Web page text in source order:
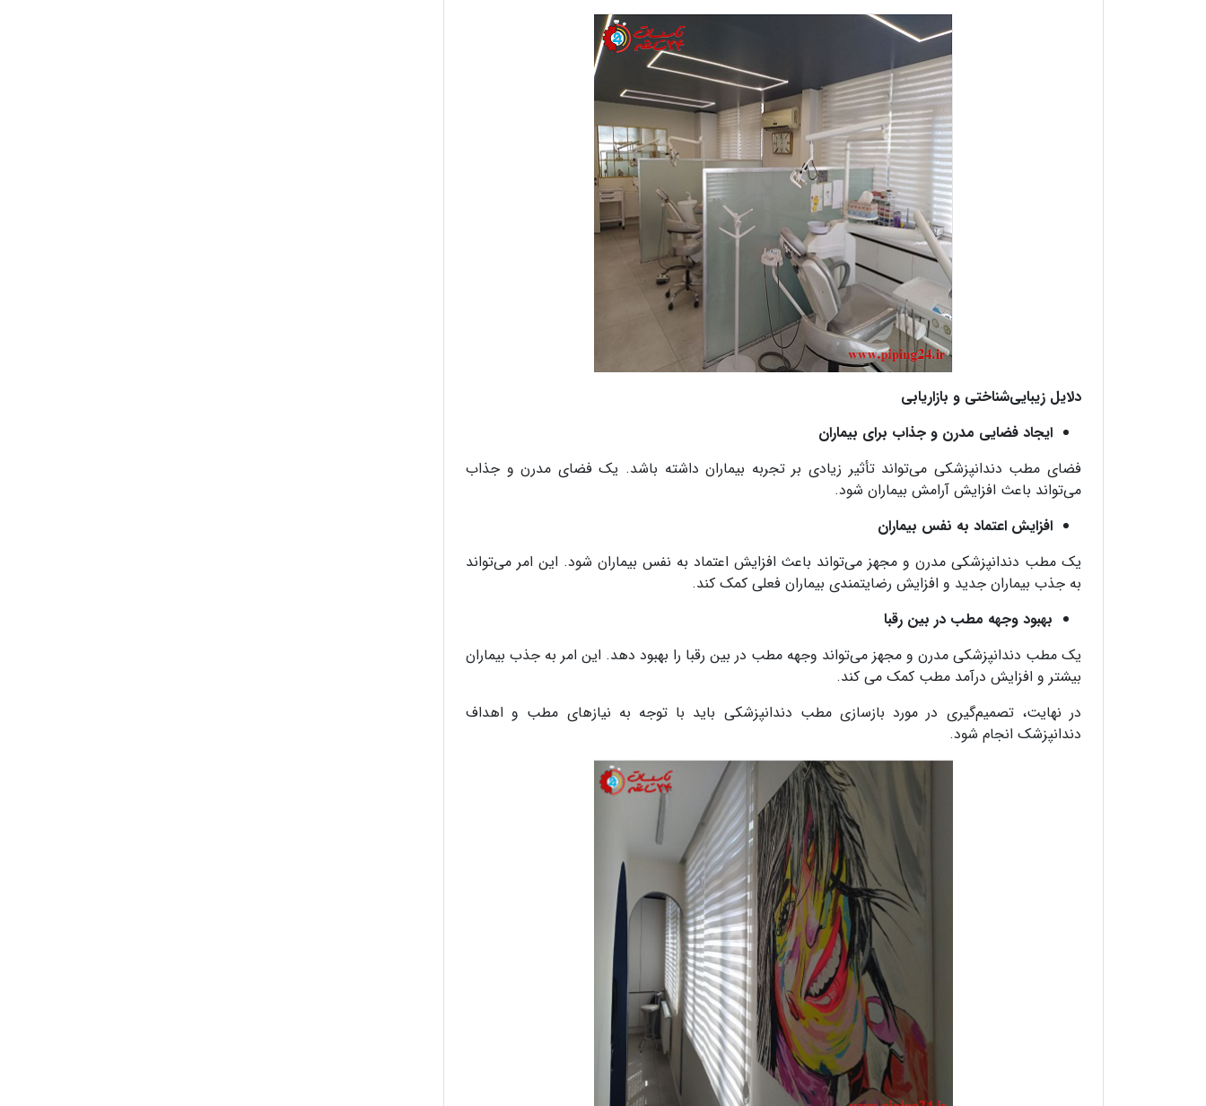
دلایل زیبایی‌شناختی و بازاریابی
ایجاد فضایی مدرن و جذاب برای بیماران
فضای مطب دندانپزشکی می‌تواند تأثیر زیادی بر تجربه بیماران داشته باشد. یک فضای مدرن و جذاب
می‌تواند باعث افزایش آرامش بیماران شود.
افزایش اعتماد به نفس بیماران
یک مطب دندانپزشکی مدرن و مجهز می‌تواند باعث افزایش اعتماد به نفس بیماران شود. این امر می‌تواند
به جذب بیماران جدید و افزایش رضایتمندی بیماران فعلی کمک کند.
بهبود وجهه مطب در بین رقبا
یک مطب دندانپزشکی مدرن و مجهز می‌تواند وجهه مطب در بین رقبا را بهبود دهد. این امر به جذب بیماران
بیشتر و افزایش درآمد مطب کمک می کند.
در نهایت، تصمیم‌گیری در مورد بازسازی مطب دندانپزشکی باید با توجه به نیازهای مطب و اهداف
دندانپزشک انجام شود.